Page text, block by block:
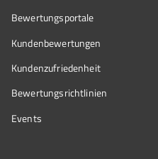
Bewertungsportale
Kundenbewertungen
Kundenzufriedenheit
Bewertungs­richtlinien
Events